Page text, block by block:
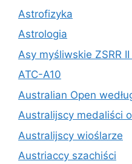
Astrofizyka
Astrologia
Asy myśliwskie ZSRR
ATC-A10
Australian Open
Australijscy medaliści
Australijscy wioślarze
Austriaccy szachiści